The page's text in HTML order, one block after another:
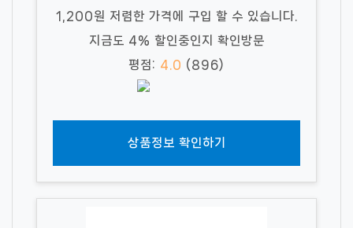
1,200원 저렴한 가격에 구입 할 수 있습니다.
지금도 4% 할인중인지 확인방문
평점: 4.0 (896)
상품정보 확인하기